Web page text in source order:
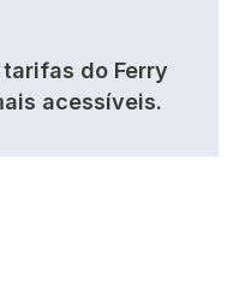
do Ferry
acessíveis.